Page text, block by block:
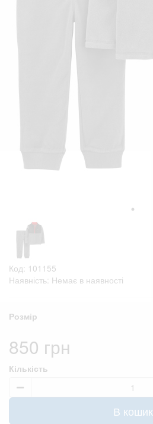
Код: 101155
Наявність: Немає в наявності
Розмір
850 грн
Кількість
В кошик